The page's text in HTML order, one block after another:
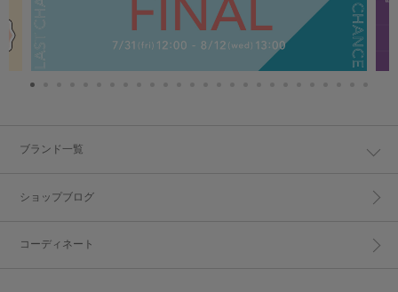
ブランド一覧
ショップブログ
コーディネート